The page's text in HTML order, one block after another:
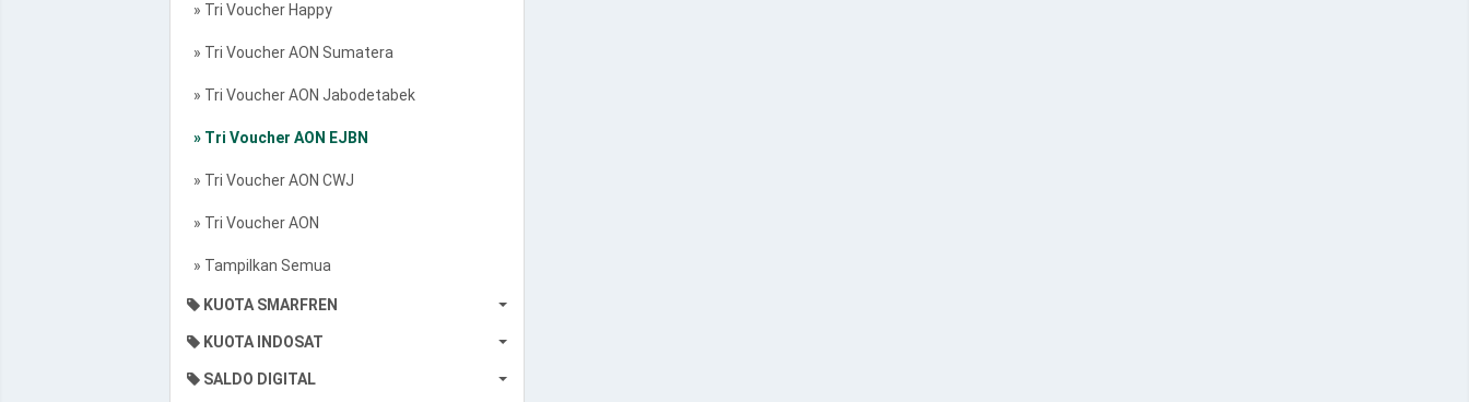
» Tri Voucher Happy
» Tri Voucher AON Sumatera
» Tri Voucher AON Jabodetabek
» Tri Voucher AON EJBN
» Tri Voucher AON CWJ
» Tri Voucher AON
» Tampilkan Semua
KUOTA SMARFREN
KUOTA INDOSAT
SALDO DIGITAL